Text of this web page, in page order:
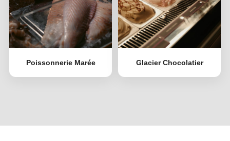
Poissonnerie Marée Glacier Chocolatier